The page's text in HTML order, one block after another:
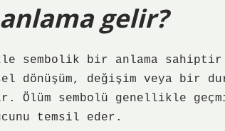
gelir?
sembolik bir anlama sahiptir
dönüşüm, değişim veya bir
sembolü genellikle
temsil eder.